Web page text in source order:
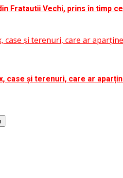
Fratautii Vechi, prins în timp
case și terenuri, care ar
case și terenuri, care ar